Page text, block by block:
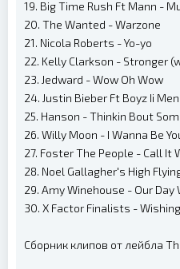
19. Big Time Rush Ft Mann -
20. The Wanted - Warzone
21. Nicola Roberts - Yo-yo
22. Kelly Clarkson - Stronger
23. Jedward - Wow Oh Wow
24. Justin Bieber Ft Boyz Ii Men
25. Hanson - Thinkin Bout
26. Willy Moon - I Wanna Be
27. Foster The People - Call It
28. Noel Gallagher's High
29. Amy Winehouse - Our Day
30. X Factor Finalists -
Сборник клипов от лейбла